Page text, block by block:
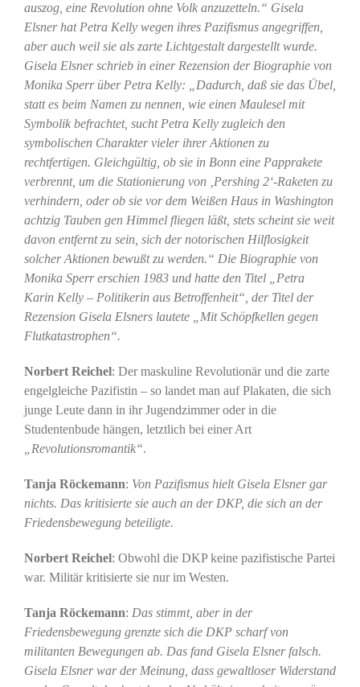
auszog, eine Revolution ohne Volk anzuzetteln.“ Gisela
Elsner hat Petra Kelly wegen ihres Pazifismus angegriffen,
aber auch weil sie als zarte Lichtgestalt dargestellt wurde.
Gisela Elsner schrieb in einer Rezension der Biographie von
Monika Sperr über Petra Kelly: „Dadurch, daß sie das Übel,
statt es beim Namen zu nennen, wie einen Maulesel mit
Symbolik befrachtet, sucht Petra Kelly zugleich den
symbolischen Charakter vieler ihrer Aktionen zu
rechtfertigen. Gleichgültig, ob sie in Bonn eine Papprakete
verbrennt, um die Stationierung von ‚Pershing 2‘-Raketen zu
verhindern, oder ob sie vor dem Weißen Haus in Washington
achtzig Tauben gen Himmel fliegen läßt, stets scheint sie weit
davon entfernt zu sein, sich der notorischen Hilflosigkeit
solcher Aktionen bewußt zu werden.“ Die Biographie von
Monika Sperr erschien 1983 und hatte den Titel „Petra
Karin Kelly – Politikerin aus Betroffenheit“, der Titel der
Rezension Gisela Elsners lautete „Mit Schöpfkellen gegen
Flutkatastrophen“.
Norbert Reichel: Der maskuline Revolutionär und die zarte
engelgleiche Pazifistin – so landet man auf Plakaten, die sich
junge Leute dann in ihr Jugendzimmer oder in die
Studentenbude hängen, letztlich bei einer Art
„Revolutionsromantik“.
Tanja Röckemann: Von Pazifismus hielt Gisela Elsner gar
nichts. Das kritisierte sie auch an der DKP, die sich an der
Friedensbewegung beteiligte.
Norbert Reichel: Obwohl die DKP keine pazifistische Partei
war. Militär kritisierte sie nur im Westen.
Tanja Röckemann: Das stimmt, aber in der
Friedensbewegung grenzte sich die DKP scharf von
militanten Bewegungen ab. Das fand Gisela Elsner falsch.
Gisela Elsner war der Meinung, dass gewaltloser Widerstand